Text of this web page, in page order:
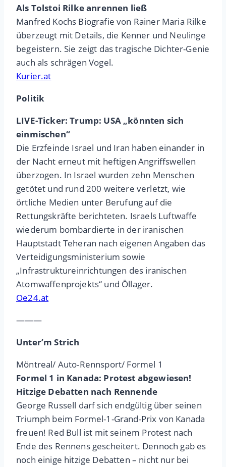
Als Tolstoi Rilke anrennen ließ
Manfred Kochs Biografie von Rainer Maria Rilke
überzeugt mit Details, die Kenner und Neulinge
begeistern. Sie zeigt das tragische Dichter-Genie
auch als schrägen Vogel.
Kurier.at
Politik
LIVE-Ticker: Trump: USA „könnten sich
einmischen“
Die Erzfeinde Israel und Iran haben einander in
der Nacht erneut mit heftigen Angriffswellen
überzogen. In Israel wurden zehn Menschen
getötet und rund 200 weitere verletzt, wie
örtliche Medien unter Berufung auf die
Rettungskräfte berichteten. Israels Luftwaffe
wiederum bombardierte in der iranischen
Hauptstadt Teheran nach eigenen Angaben das
Verteidigungsministerium sowie
„Infrastruktureinrichtungen des iranischen
Atomwaffenprojekts“ und Öllager.
Oe24.at
———
Unter’m Strich
Möntreal/ Auto-Rennsport/ Formel 1
Formel 1 in Kanada: Protest abgewiesen!
Hitzige Debatten nach Rennende
George Russell darf sich endgültig über seinen
Triumph beim Formel-1-Grand-Prix von Kanada
freuen! Red Bull ist mit seinem Protest nach
Ende des Rennens gescheitert. Dennoch gab es
noch einige hitzige Debatten – nicht nur bei